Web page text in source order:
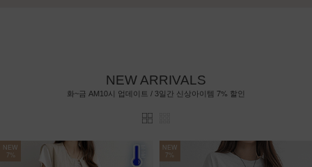
NEW ARRIVALS
화~금 AM10시 업데이트 / 3일간 신상아이템 7% 할인
NEW
7%
NEW
7%